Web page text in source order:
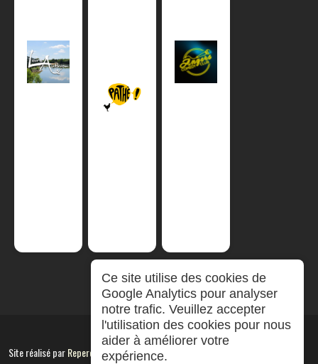
Site réalisé parRepereCom
Ce site utilise des cookies de
Google Analytics pour analyser
notre trafic. Veuillez accepter
l'utilisation des cookies pour nous
aider à améliorer votre
expérience.